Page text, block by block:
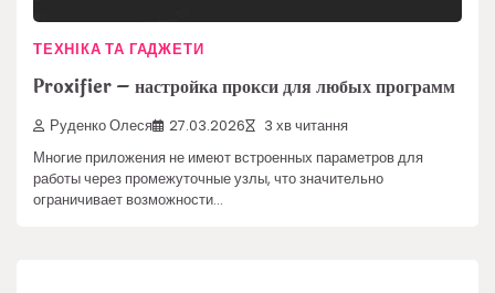
ТЕХНІКА ТА ГАДЖЕТИ
Proxifier – настройка прокси для любых программ
Руденко Олеся 27.03.2026 3 хв читання
Многие приложения не имеют встроенных параметров для
работы через промежуточные узлы, что значительно
ограничивает возможности…